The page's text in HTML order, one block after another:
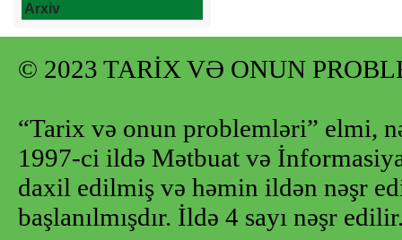
Arxiv
© 2023 TARİX VƏ ONUN
“Tarix və onun problemləri” elmi,
1997-ci ildə Mətbuat və
daxil edilmiş və həmin ildən nəşr
başlanılmışdır. İldə 4 sayı nəşr